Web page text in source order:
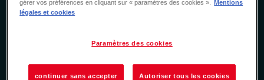
offre promo & actualité.
gérer vos préférences en cliquant sur « paramètres des cookies ».
Mentions
légales et cookies
Paramètres des cookies
continuer sans accepter Autoriser tous les cookies